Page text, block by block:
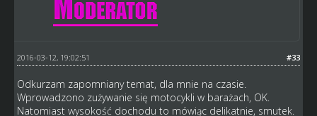
#33
2016-03-12, 19:02:51
Odkurzam zapomniany temat, dla mnie na czasie.
Wprowadzono zużywanie się motocykli w barażach, OK.
Natomiast wysokość dochodu to mówiąc delikatnie, smutek.